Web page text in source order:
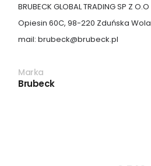
BRUBECK GLOBAL TRADING SP Z O.O
Opiesin 60C, 98-220 Zduńska Wola
mail: brubeck@brubeck.pl
Marka
Brubeck